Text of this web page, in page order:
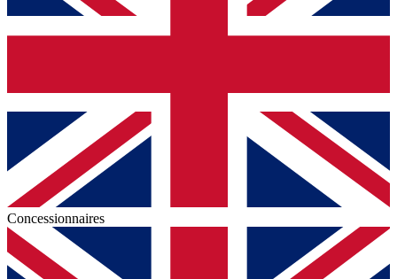
Concessionnaires